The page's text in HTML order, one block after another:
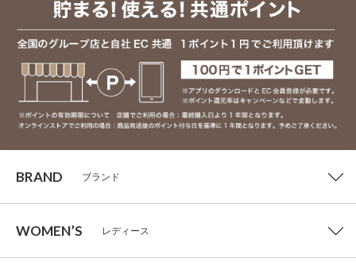
BRAND ブランド
WOMEN’S レディース